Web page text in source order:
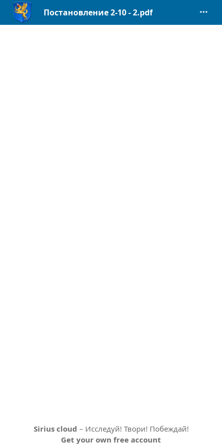
Постановление 2-10 - 2.pdf
Sirius cloud – Исследуй! Твори! Побеждай!
Get your own free account